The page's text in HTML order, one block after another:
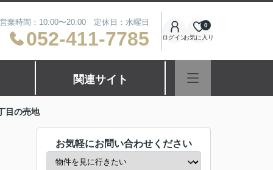
営業時間：10:00〜20:00 定休日：水曜日
052-411-7785 ログインお気に入り
0
関連サイト
目の売地
お気軽にお問い合わせください